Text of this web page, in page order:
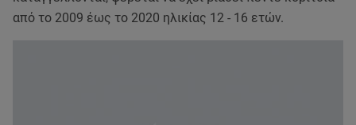
από το 2009 έως το 2020 ηλικίας 12 - 16 ετών.